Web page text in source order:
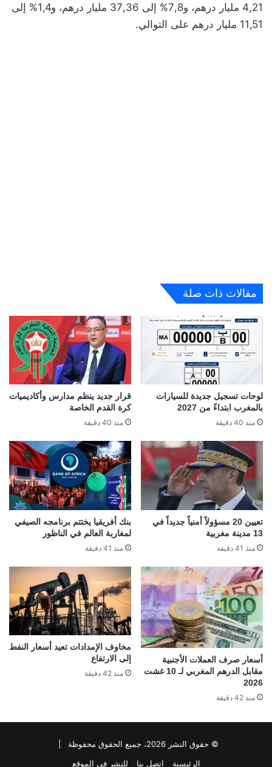
4,21 مليار درهم، و7,8% إلى 37,36 مليار درهم، و1,4% إلى
11,51 مليار درهم على التوالي.
مقالات ذات صلة
لوحات تسجيل جديدة للسيارات
بالمغرب ابتداءً من 2027
منذ 40 دقيقة
قرار جديد ينظم مدارس وأكاديميات
كرة القدم الخاصة
منذ 40 دقيقة
تعيين 20 مسؤولاً أمنياً جديداً في
13 مدينة مغربية
منذ 41 دقيقة
بنك أفريقيا يختتم برنامجه الصيفي
لمغاربة العالم في الناظور
منذ 41 دقيقة
أسعار صرف العملات الأجنبية
مقابل الدرهم المغربي لـ 10 غشت
2026
منذ 42 دقيقة
مخاوف الإمدادات تعيد أسعار النفط
إلى الارتفاع
منذ 42 دقيقة
© حقوق النشر 2026، جميع الحقوق محفوظة |
الرئيسية
اتصل بنا للنشر في الموقع